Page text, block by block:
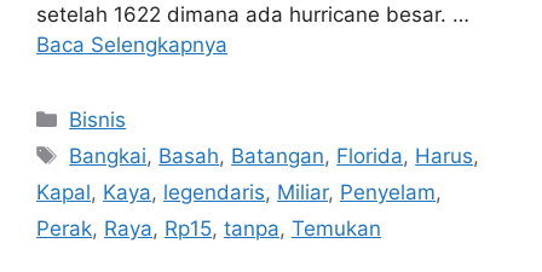
setelah 1622 dimana ada hurricane besar. …
Baca Selengkapnya
Kategori
Bisnis
Tag
Bangkai, Basah, Batangan, Florida, Harus,
Kapal, Kaya, legendaris, Miliar, Penyelam,
Perak, Raya, Rp15, tanpa, Temukan